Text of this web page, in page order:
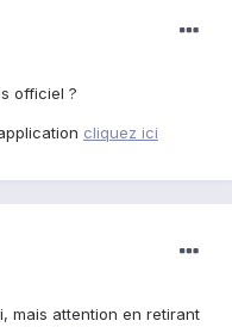
officiel ?
cliquez ici
mais attention en retirant